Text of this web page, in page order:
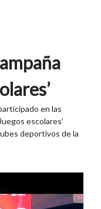
en las
escolares’
deportivos de la